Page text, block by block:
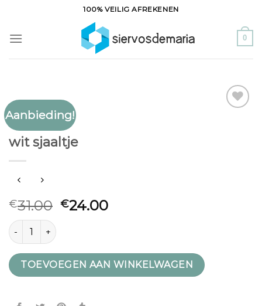
inhoud
100% VEILIG AFREKENEN
0
Aanbieding!
WIT SJAALTJE
wit sjaaltje
€31.00 €24.00
wit sjaaltje aantal
TOEVOEGEN AAN WINKELWAGEN